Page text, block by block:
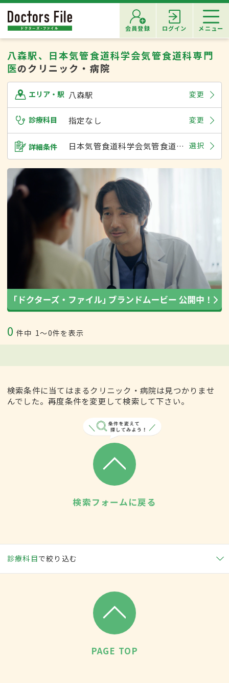
会員登録 ログイン メニュー
八森駅、日本気管食道科学会気管食道科専門
医のクリニック・病院
エリア・駅 八森駅 変更
診療科目 指定なし 変更
詳細条件 日本気管食道科学会気管食道科専門医 選択
0 件中 1〜0件を表示
検索条件に当てはまるクリニック・病院は見つかりませ
んでした。再度条件を変更して検索して下さい。
検索フォームに戻る
診療科目で絞り込む
PAGE TOP